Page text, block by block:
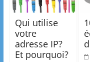
Qui utilise
votre
adresse IP?
Et pourquoi?